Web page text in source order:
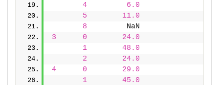
4
6.0
5
11.0
8
         NaN
3
0
24.0
1
48.0
2
24.0
4
0
29.0
1
45.0